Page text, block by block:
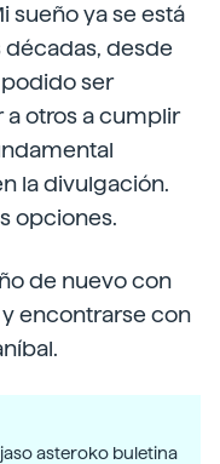
sueño ya se está
desde
ser
a otros a cumplir
la divulgación.
opciones.
de nuevo con
y encontrarse con
asteroko buletina